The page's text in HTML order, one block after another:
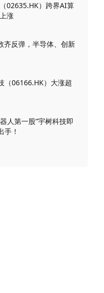
02635.HK）跨界AI算
涨
齐反弹，半导体、创新
（06166.HK）大涨超
人第一股”宇树科技即
手！